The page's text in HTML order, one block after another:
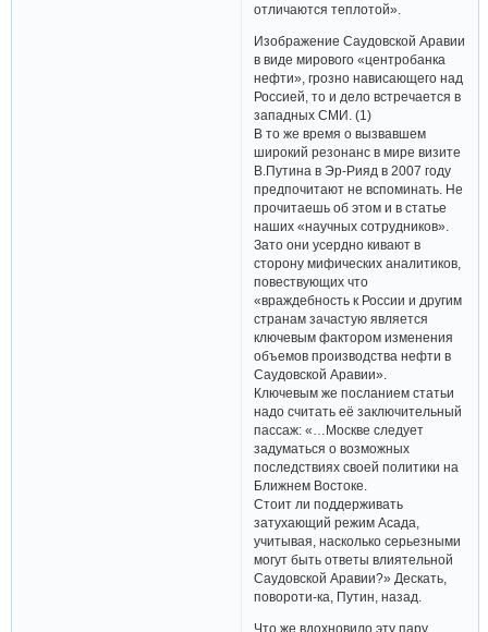
отличаются теплотой».
Изображение Саудовской Аравии
в виде мирового «центробанка
нефти», грозно нависающего над
Россией, то и дело встречается в
западных СМИ. (1)
В то же время о вызвавшем
широкий резонанс в мире визите
В.Путина в Эр-Рияд в 2007 году
предпочитают не вспоминать. Не
прочитаешь об этом и в статье
наших «научных сотрудников».
Зато они усердно кивают в
сторону мифических аналитиков,
повествующих что
«враждебность к России и другим
странам зачастую является
ключевым фактором изменения
объемов производства нефти в
Саудовской Аравии».
Ключевым же посланием статьи
надо считать её заключительный
пассаж: «…Москве следует
задуматься о возможных
последствиях своей политики на
Ближнем Востоке.
Стоит ли поддерживать
затухающий режим Асада,
учитывая, насколько серьезными
могут быть ответы влиятельной
Саудовской Аравии?» Дескать,
повороти-ка, Путин, назад.
Что же вдохновило эту пару